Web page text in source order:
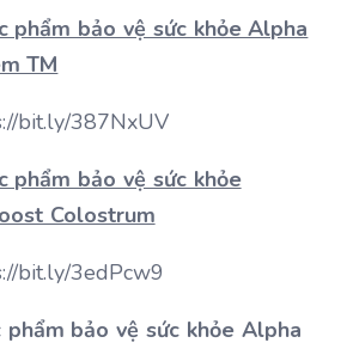
phẩm bảo vệ sức khỏe Alpha
TM
bit.ly/387NxUV
phẩm bảo vệ sức khỏe
Colostrum
bit.ly/3edPcw9
phẩm bảo vệ sức khỏe Alpha